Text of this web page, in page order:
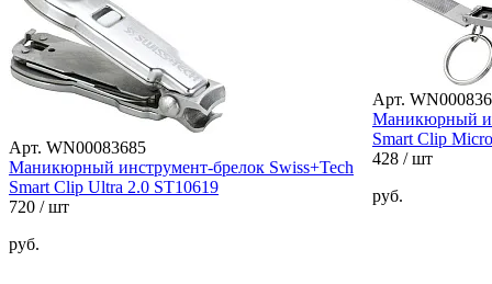
Арт. WN00083685
Маникюрный инструмент-брелок Swiss+Tech
Smart Clip Ultra 2.0 ST10619
720 / шт
руб.
Арт.
Маникюрный
Smart Clip
428 / шт
руб.